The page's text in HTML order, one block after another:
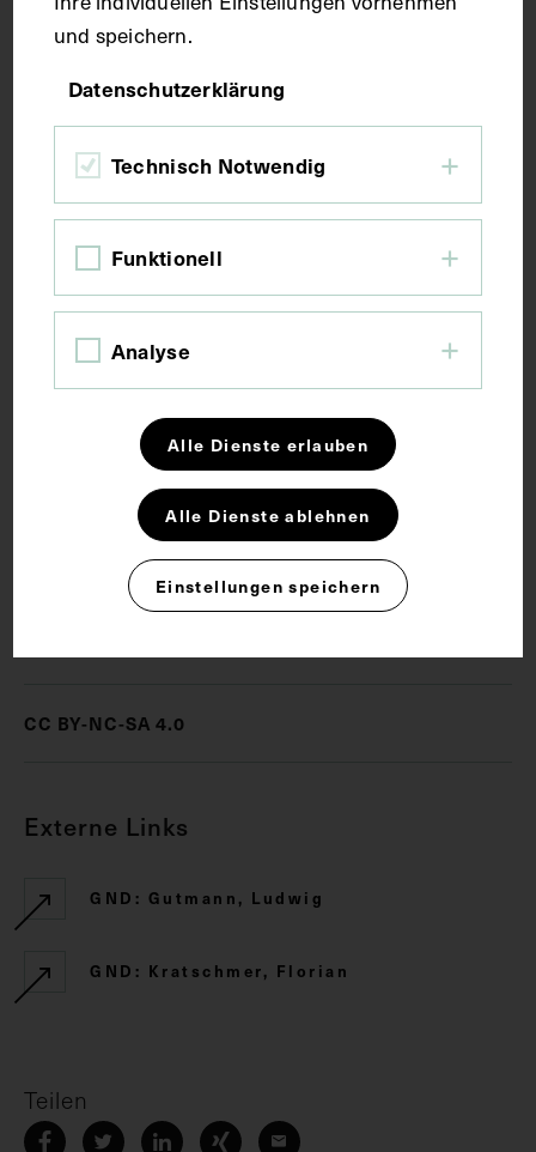
Maße
Bildmaß 9,2 x 6 cm
Bildmaß inkl. Untergrund 11 x 6,5 cm
Die Fotografie wurde im Fotoatelier Ludwig
Gutmann, Wien, angefertigt.
Schlagwörter
Militärarzt Uniform
CC BY-NC-SA 4.0
Externe Links
GND: Gutmann, Ludwig
GND: Kratschmer, Florian
Teilen
und speichern.
Datenschutzerklärung
Technisch Notwendig
Funktionell
Analyse
Alle Dienste erlauben
Alle Dienste ablehnen
Einstellungen speichern